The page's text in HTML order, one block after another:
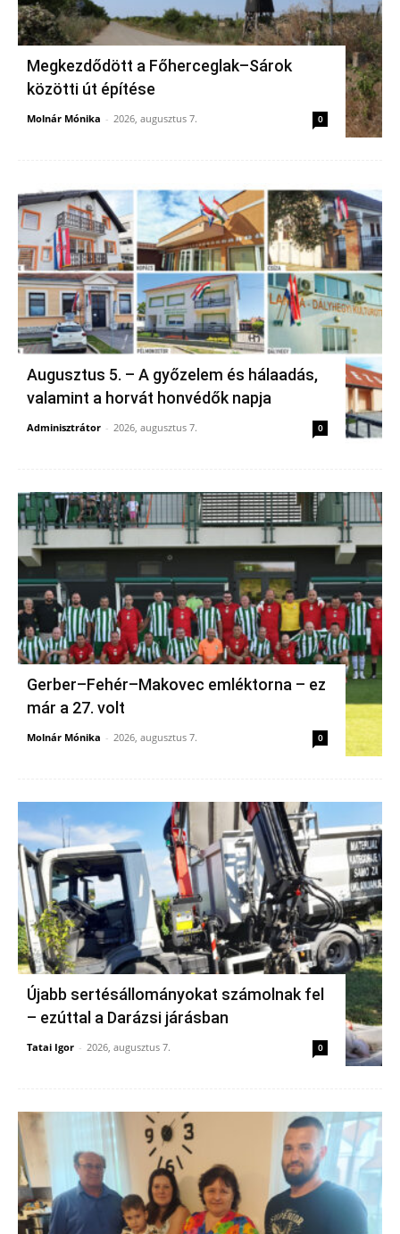
Megkezdődött a Főherceglak–Sárok
közötti út építése
Molnár Mónika - 2026, augusztus 7. 0
Augusztus 5. – A győzelem és hálaadás,
valamint a horvát honvédők napja
Adminisztrátor - 2026, augusztus 7. 0
Gerber–Fehér–Makovec emléktorna – ez
már a 27. volt
Molnár Mónika - 2026, augusztus 7. 0
Újabb sertésállományokat számolnak fel
– ezúttal a Darázsi járásban
Tatai Igor - 2026, augusztus 7. 0